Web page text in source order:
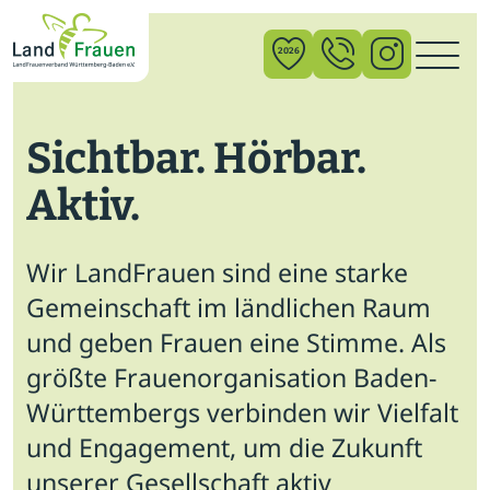
2026
Sichtbar. Hörbar.
Aktiv.
Wir LandFrauen sind eine starke
Gemeinschaft im ländlichen Raum
und geben Frauen eine Stimme. Als
größte Frauenorganisation Baden-
Württembergs verbinden wir Vielfalt
und Engagement, um die Zukunft
unserer Gesellschaft aktiv
×
News
Verband
Politik
Bildung
Gemeinschaft
Vor Ort
Startseite